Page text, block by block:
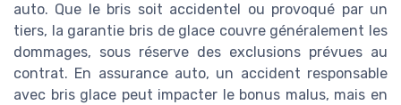
auto. Que le bris soit accidentel ou provoqué par un
tiers, la garantie bris de glace couvre généralement les
dommages, sous réserve des exclusions prévues au
contrat. En assurance auto, un accident responsable
avec bris glace peut impacter le bonus malus, mais en